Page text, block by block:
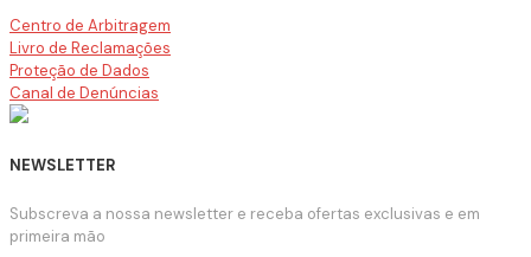
Centro de Arbitragem
Livro de Reclamações
Proteção de Dados
Canal de Denúncias
NEWSLETTER
Subscreva a nossa newsletter e receba ofertas exclusivas e em
primeira mão